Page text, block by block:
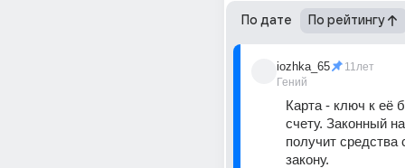
По дате По рейтингу
iozhka_65
Гений
11лет
Карта - ключ к её
счету. Законный
получит средства
закону.